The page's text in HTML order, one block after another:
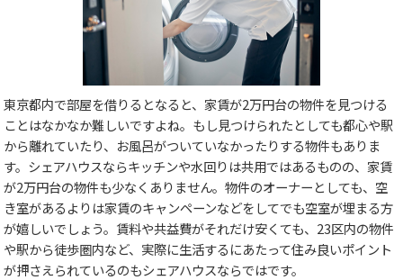
東京都内で部屋を借りるとなると、家賃が2万円台の物件を見つける
ことはなかなか難しいですよね。もし見つけられたとしても都心や駅
から離れていたり、お風呂がついていなかったりする物件もありま
す。シェアハウスならキッチンや水回りは共用ではあるものの、家賃
が2万円台の物件も少なくありません。物件のオーナーとしても、空
き室があるよりは家賃のキャンペーンなどをしてでも空室が埋まる方
が嬉しいでしょう。賃料や共益費がそれだけ安くても、23区内の物件
や駅から徒歩圏内など、実際に生活するにあたって住み良いポイント
が押さえられているのもシェアハウスならではです。